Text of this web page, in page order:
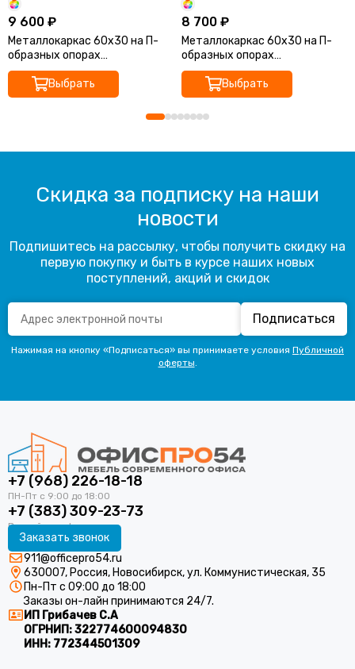
9 600 ₽
Металлокаркас 60x30 на П-
образных опорах
1800*600*750
Выбрать
8 700 ₽
Металлокаркас 60x30 на П-
образных опорах
1000*700*750
Выбрать
Скидка за подписку на наши
новости
Подпишитесь на рассылку, чтобы получить скидку на
первую покупку и быть в курсе наших новых
поступлений, акций и скидок
Подписаться
Нажимая на кнопку «Подписаться» вы принимаете условия Публичной
оферты.
+7 (968) 226-18-18
+7 (383) 309-23-73
Заказать звонок
911@officepro54.ru
630007, Россия, Новосибирск, ул. Коммунистическая, 35
Пн-Пт с 09:00 до 18:00
Заказы он-лайн принимаются 24/7.
ИП Грибачев С.А
ОГРНИП:322774600094830
ИНН: 772344501309